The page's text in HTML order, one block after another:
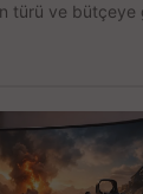
türü ve bütçeye